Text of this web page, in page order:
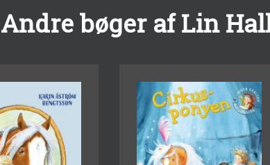
Andre bøger af Lin